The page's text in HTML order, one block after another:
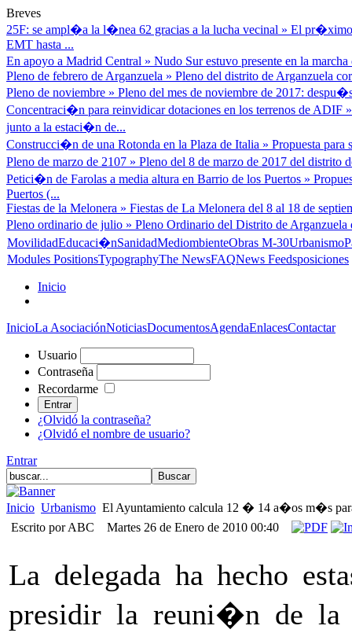
Breves
25F: se ampl�a la l�nea 62 gracias a la lucha vecinal » El pr�ximo
EMT hasta ...
En apoyo a Madrid Central » Nudo Sur estuvo presente en la
Pleno de febrero de Arganzuela » Pleno del distrito de Arganzuela
Pleno de noviembre » Pleno del mes de noviembre de 2017:
Concentraci�n para reinvidicar dotaciones en los terrenos de ADIF
junto a la estaci�n de...
Construcci�n de una Rotonda en la Plaza de Italia » Propuesta para
Pleno de marzo de 2107 » Pleno del 8 de marzo de 2017 del
Petici�n de Farolas a media altura en Barrio de los Puertos »
Puertos (...
Fiestas de la Melonera » Fiestas de La Melonera del 8 al 18 de
Pleno ordinario de julio » Pleno Ordinario del Distrito de
MovilidadEducaci�nSanidadMediombienteObras M-30Urbanismo
Modules PositionsTypographyThe NewsFAQNews Feedsposiciones
Inicio
InicioLa AsociaciónNoticiasDocumentosAgendaEnlacesContactar
Usuario
Contraseña
Recordarme
¿Olvidó la contraseña?
¿Olvidó el nombre de usuario?
Entrar
Inicio Urbanismo El Ayuntamiento calcula 12 � 14 a�os m�s
Escrito por ABC
Martes 26 de Enero de 2010 00:40
La delegada ha hecho
presidir la reuni�n de la